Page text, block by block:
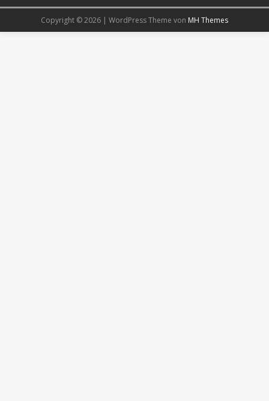
Copyright © 2026 | WordPress Theme von MH Themes